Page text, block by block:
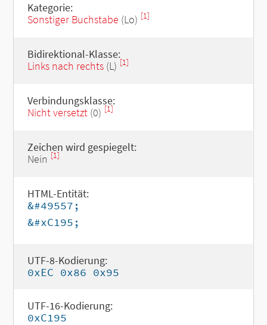
Kategorie:
Sonstiger Buchstabe (Lo) [1]
Bidirektional-Klasse:
Links nach rechts(L) [1]
Verbindungsklasse:
Nicht versetzt(0) [1]
Zeichen wird gespiegelt:
Nein [1]
HTML-Entität:
&#49557;
&#xC195;
UTF-8-Kodierung:
0xEC 0x86 0x95
UTF-16-Kodierung:
0xC195